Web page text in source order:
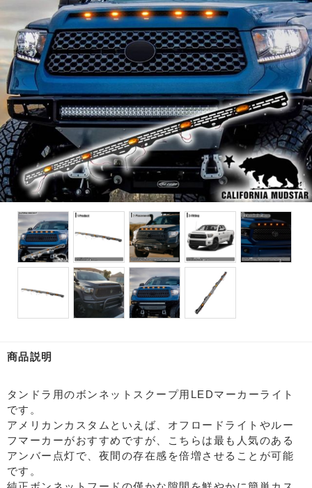
商品説明
タンドラ用のボンネットスクープ用LEDマーカーライト
です。
アメリカンカスタムといえば、オフロードライトやルー
フマーカーがおすすめですが、こちらは最も人気のある
アンバー点灯で、夜間の存在感を倍増させることが可能
です。